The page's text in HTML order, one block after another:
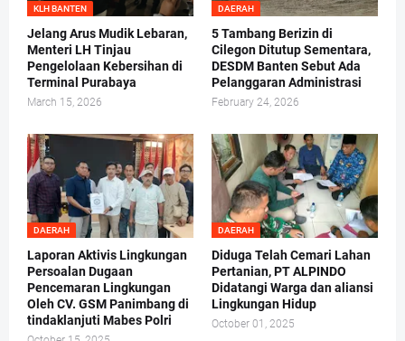
KLH BANTEN
Jelang Arus Mudik Lebaran,
Menteri LH Tinjau
Pengelolaan Kebersihan di
Terminal Purabaya
March 15, 2026
DAERAH
5 Tambang Berizin di
Cilegon Ditutup Sementara,
DESDM Banten Sebut Ada
Pelanggaran Administrasi
February 24, 2026
DAERAH
Laporan Aktivis Lingkungan
Persoalan Dugaan
Pencemaran Lingkungan
Oleh CV. GSM Panimbang di
tindaklanjuti Mabes Polri
DAERAH
Diduga Telah Cemari Lahan
Pertanian, PT ALPINDO
Didatangi Warga dan aliansi
Lingkungan Hidup
October 01, 2025